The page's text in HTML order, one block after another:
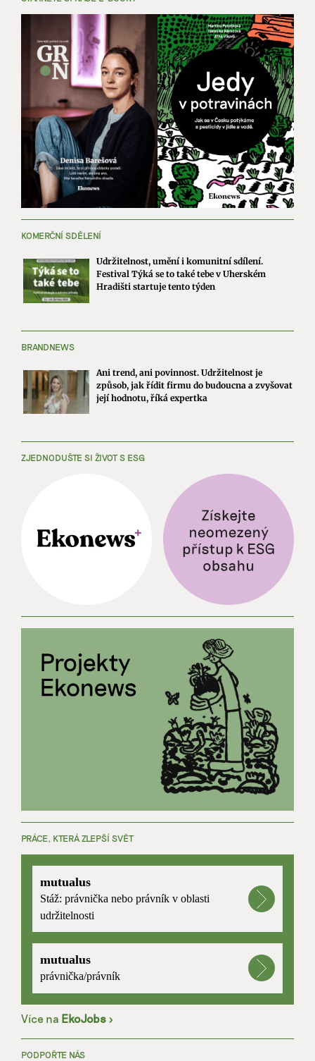
KOMERČNÍ SDĚLENÍ
Udržitelnost, umění i komunitní sdílení.
Festival Týká se to také tebe v Uherském
Hradišti startuje tento týden
BRANDNEWS
Ani trend, ani povinnost. Udržitelnost je
způsob, jak řídit firmu do budoucna a zvyšovat
její hodnotu, říká expertka
ZJEDNODUŠTE SI ŽIVOT S ESG
PRÁCE, KTERÁ ZLEPŠÍ SVĚT
mutualus
Stáž: právnička nebo právník v oblasti
udržitelnosti
mutualus
právnička/právník
Více na EkoJobs >
PODPOŘTE NÁS